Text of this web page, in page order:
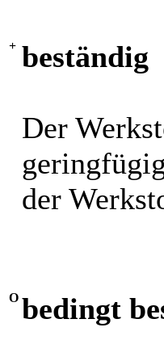
+ beständig
Der
der
O bedingt